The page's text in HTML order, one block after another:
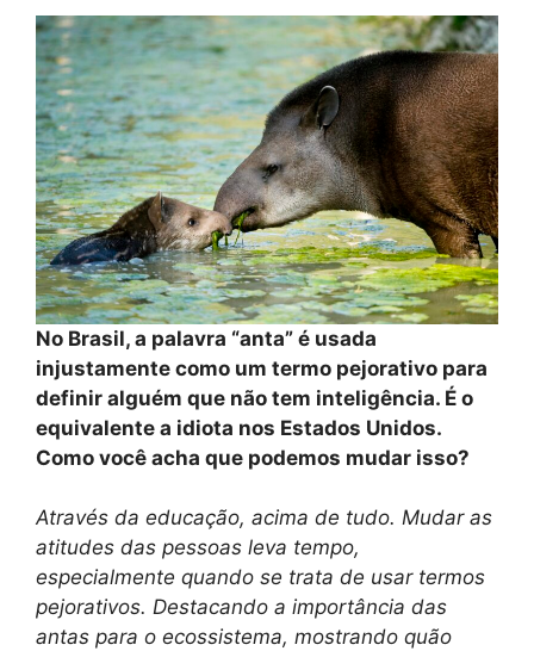
No Brasil, a palavra “anta” é usada
injustamente como um termo pejorativo para
definir alguém que não tem inteligência. É o
equivalente a idiota nos Estados Unidos.
Como você acha que podemos mudar isso?
Através da educação, acima de tudo. Mudar as
atitudes das pessoas leva tempo,
especialmente quando se trata de usar termos
pejorativos. Destacando a importância das
antas para o ecossistema, mostrando quão